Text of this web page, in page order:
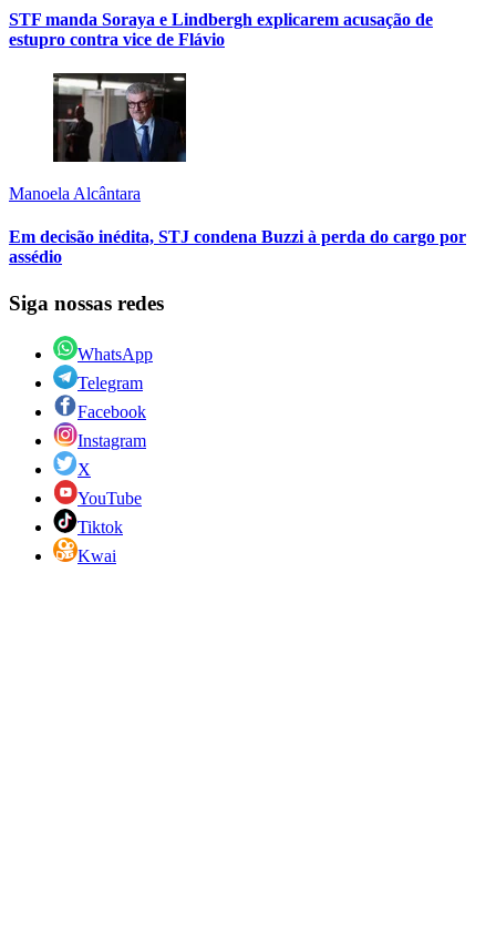
STF manda Soraya e Lindbergh explicarem acusação de
estupro contra vice de Flávio
Manoela Alcântara
Em decisão inédita, STJ condena Buzzi à perda do cargo por
assédio
Siga nossas redes
WhatsApp
Telegram
Facebook
Instagram
X
YouTube
Tiktok
Kwai